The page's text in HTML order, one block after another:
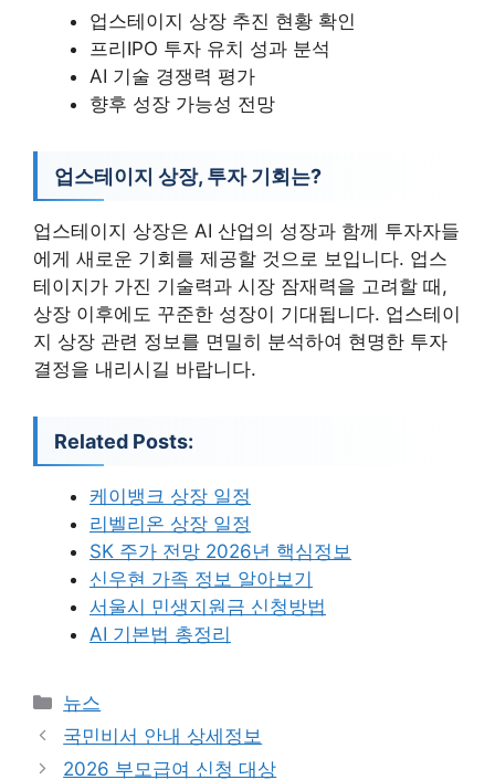
업스테이지 상장 추진 현황 확인
프리IPO 투자 유치 성과 분석
AI 기술 경쟁력 평가
향후 성장 가능성 전망
업스테이지 상장, 투자 기회는?
업스테이지 상장은 AI 산업의 성장과 함께 투자자들
에게 새로운 기회를 제공할 것으로 보입니다. 업스
테이지가 가진 기술력과 시장 잠재력을 고려할 때,
상장 이후에도 꾸준한 성장이 기대됩니다. 업스테이
지 상장 관련 정보를 면밀히 분석하여 현명한 투자
결정을 내리시길 바랍니다.
Related Posts:
케이뱅크 상장 일정
리벨리온 상장 일정
SK 주가 전망 2026년 핵심정보
신우현 가족 정보 알아보기
서울시 민생지원금 신청방법
AI 기본법 총정리
카
테
고
뉴스
국민비서 안내 상세정보
2026 부모급여 신청 대상